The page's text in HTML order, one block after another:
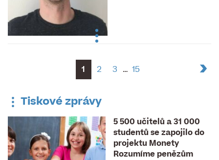
1 2 3 … 15
Tiskové zprávy
5 500 učitelů a 31 000
studentů se zapojilo do
projektu Monety
Rozumíme penězům